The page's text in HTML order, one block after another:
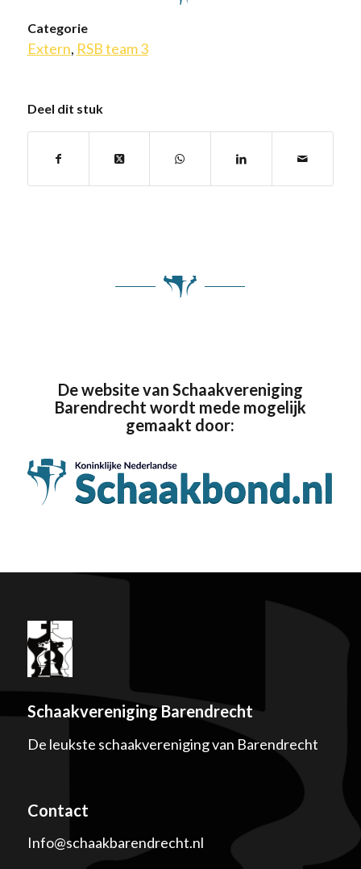
Categorie
Extern, RSB team 3
Deel dit stuk
De website van Schaakvereniging
Barendrecht wordt mede mogelijk
gemaakt door:
Schaakvereniging Barendrecht
De leukste schaakvereniging van Barendrecht
Contact
Info@schaakbarendrecht.nl